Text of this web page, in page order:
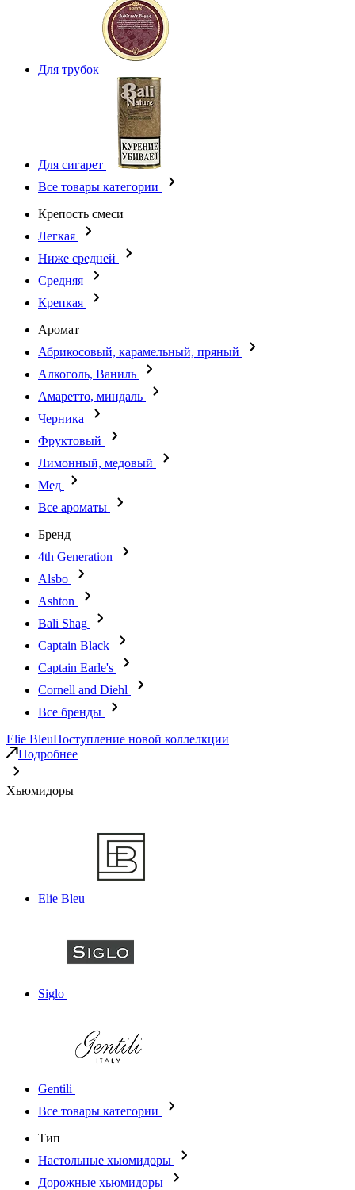
Для трубок
Для сигарет
Все товары категории
Крепость смеси
Легкая
Ниже средней
Средняя
Крепкая
Аромат
Абрикосовый, карамельный, пряный
Алкоголь, Ваниль
Амаретто, миндаль
Черника
Фруктовый
Лимонный, медовый
Мед
Все ароматы
Бренд
4th Generation
Alsbo
Ashton
Bali Shag
Captain Black
Captain Earle's
Cornell and Diehl
Все бренды
Elie BleuПоступление новой коллелкции
Подробнее
Хьюмидоры
Elie Bleu
Siglo
Gentili
Все товары категории
Тип
Настольные хьюмидоры
Дорожные хьюмидоры